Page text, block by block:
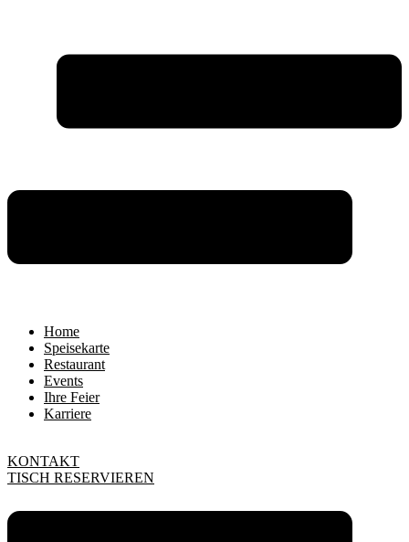
Home
Speisekarte
Restaurant
Events
Ihre Feier
Karriere
KONTAKT
TISCH RESERVIEREN